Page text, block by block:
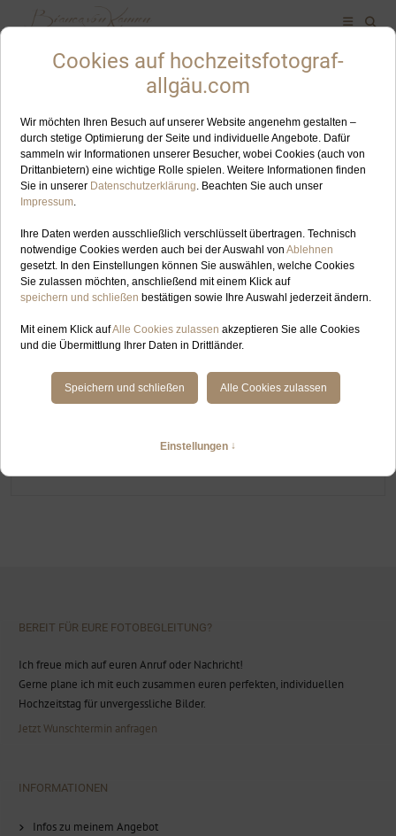
ALLES ZUM SCHLAGWORT: SCHEUNENHOCHZEIT
JUL
HOCHZEITSFOTOGRAFIN RETTENBERG
BEREIT FÜR EURE FOTOBEGLEITUNG?
Ich freue mich auf euren Anruf oder Nachricht!
Gerne plane ich mit euch zusammen euren perfekten, individuellen
Hochzeitstag für unvergessliche Bilder.
Jetzt Wunschtermin anfragen
INFORMATIONEN
Infos zu meinem Angebot